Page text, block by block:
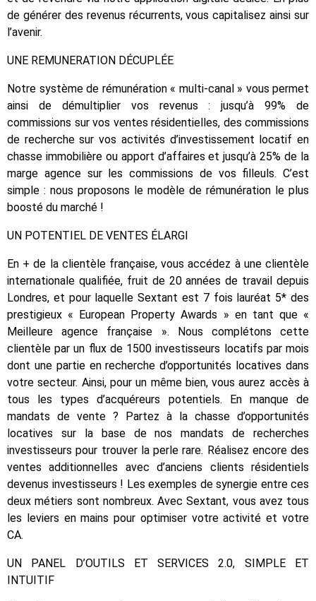
de générer des revenus récurrents, vous capitalisez ainsi sur
l’avenir.
UNE REMUNERATION DÉCUPLÉE
Notre système de rémunération « multi-canal » vous permet
ainsi de démultiplier vos revenus : jusqu’à 99% de
commissions sur vos ventes résidentielles, des commissions
de recherche sur vos activités d’investissement locatif en
chasse immobilière ou apport d’affaires et jusqu’à 25% de la
marge agence sur les commissions de vos filleuls. C’est
simple : nous proposons le modèle de rémunération le plus
boosté du marché !
UN POTENTIEL DE VENTES ÉLARGI
En + de la clientèle française, vous accédez à une clientèle
internationale qualifiée, fruit de 20 années de travail depuis
Londres, et pour laquelle Sextant est 7 fois lauréat 5* des
prestigieux « European Property Awards » en tant que «
Meilleure agence française ». Nous complétons cette
clientèle par un flux de 1500 investisseurs locatifs par mois
dont une partie en recherche d’opportunités locatives dans
votre secteur. Ainsi, pour un même bien, vous aurez accès à
tous les types d’acquéreurs potentiels. En manque de
mandats de vente ? Partez à la chasse d’opportunités
locatives sur la base de nos mandats de recherches
investisseurs pour trouver la perle rare. Réalisez encore des
ventes additionnelles avec d’anciens clients résidentiels
devenus investisseurs ! Les exemples de synergie entre ces
deux métiers sont nombreux. Avec Sextant, vous avez tous
les leviers en mains pour optimiser votre activité et votre
CA.
UN PANEL D’OUTILS ET SERVICES 2.0, SIMPLE ET
INTUITIF